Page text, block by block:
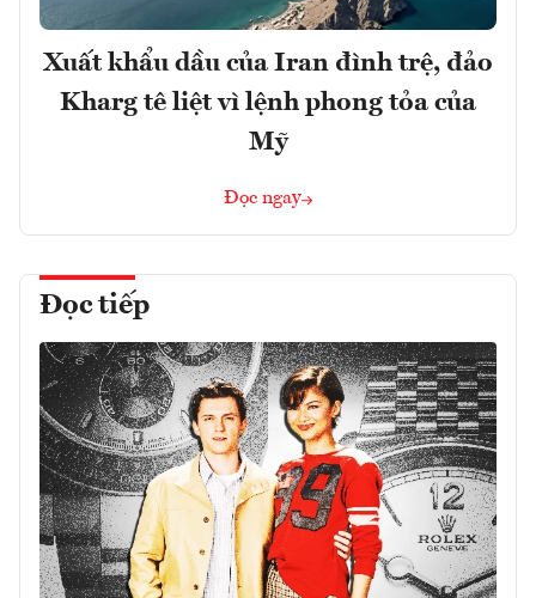
Xuất khẩu dầu của Iran đình trệ, đảo
Kharg tê liệt vì lệnh phong tỏa của
Mỹ
Đọc ngay
Đọc tiếp